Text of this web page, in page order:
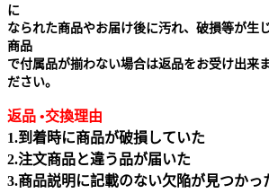
に
なられた商品やお届け後に汚れ、破損等が生
商品
で付属品が揃わない場合は返品をお受け出来
ださい。
返品 •交換理由
1.到着時に商品が破損していた
2.注文商品と違う品が届いた
3.商品説明に記載のない欠陥が見つかっ